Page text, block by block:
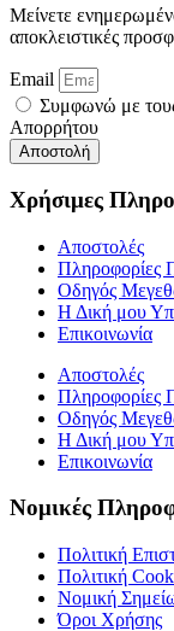
Μείνετε
αποκλειστικές
Email
Συμφωνώ με
Απορρήτου
Αποστολή
Χρήσιμες
Αποστολές
Πληροφορίες
Οδηγός
Η Δική μου
Επικοινωνία
Αποστολές
Πληροφορίες
Οδηγός
Η Δική μου
Επικοινωνία
Νομικές
Πολιτική
Πολιτική
Νομική
Όροι Χρήσης